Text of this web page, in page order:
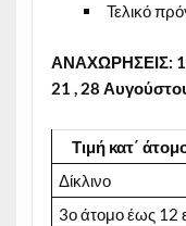
Τελικό
ΑΝΑΧΩΡΗΣΕΙΣ: 19,
21 , 28
Τιμή κατ΄
Δίκλινο
3ο άτομο έως 12